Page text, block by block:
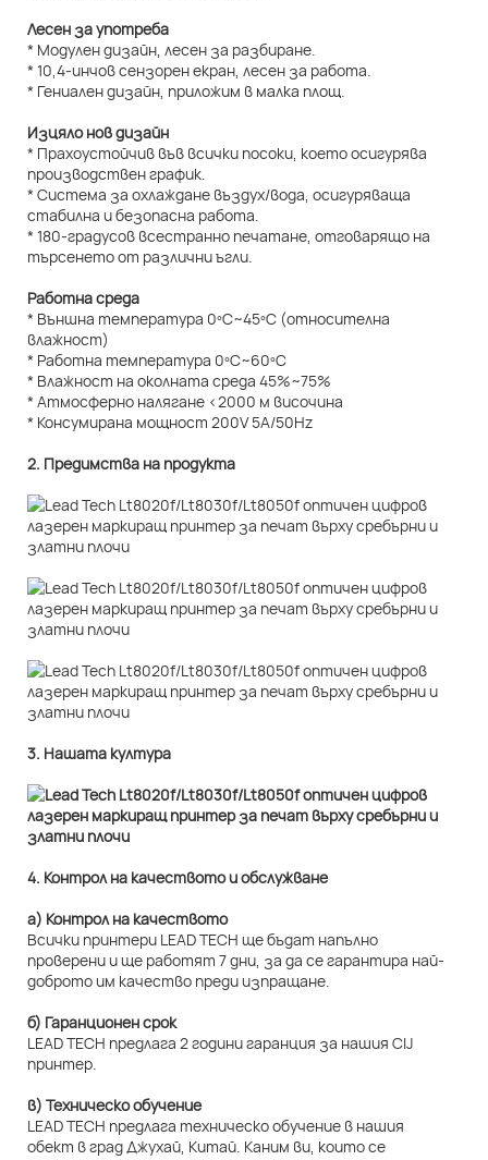
Лесен за употреба
* Модулен дизайн, лесен за разбиране.
* 10,4-инчов сензорен екран, лесен за работа.
* Гениален дизайн, приложим в малка площ.
Изцяло нов дизайн
* Прахоустойчив във всички посоки, което осигурява
производствен график.
* Система за охлаждане въздух/вода, осигуряваща
стабилна и безопасна работа.
* 180-градусов всестранно печатане, отговарящо на
търсенето от различни ъгли.
Работна среда
* Външна температура 0ºC~45ºC (относителна
влажност)
* Работна температура 0ºC~60ºC
* Влажност на околната среда 45%~75%
* Атмосферно налягане <2000 м височина
* Консумирана мощност 200V 5A/50Hz
2. Предимства на продукта
3. Нашата култура
4. Контрол на качеството и обслужване
а) Контрол на качеството
Всички принтери LEAD TECH ще бъдат напълно
проверени и ще работят 7 дни, за да се гарантира най-
доброто им качество преди изпращане.
б) Гаранционен срок
LEAD TECH предлага 2 години гаранция за нашия CIJ
принтер.
в) Техническо обучение
LEAD TECH предлага техническо обучение в нашия
обект в град Джухай, Китай. Каним ви, които се